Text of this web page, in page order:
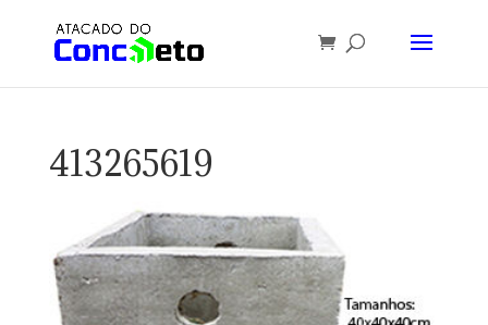
413265619